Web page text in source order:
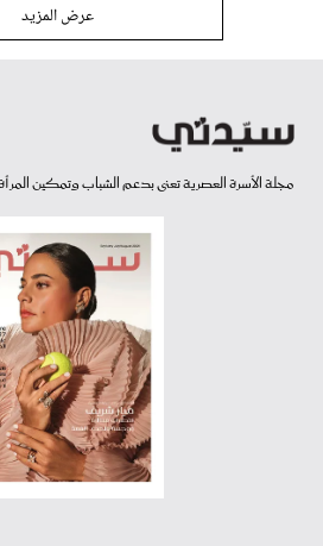
عرض المزيد
مجلة الأسرة العصرية تعنى بدعم الشباب وتمكين